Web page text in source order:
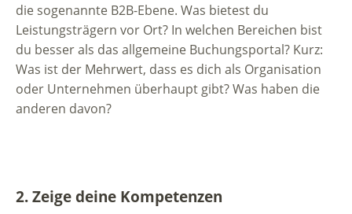
die sogenannte B2B-Ebene. Was bietest du
Leistungsträgern vor Ort? In welchen Bereichen bist
du besser als das allgemeine Buchungsportal? Kurz:
Was ist der Mehrwert, dass es dich als Organisation
oder Unternehmen überhaupt gibt? Was haben die
anderen davon?
2. Zeige deine Kompetenzen